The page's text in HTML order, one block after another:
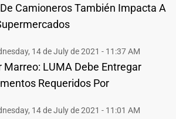
Camioneros También Impacta A
14 de July de 2021 - 11:37 AM
Marreo: LUMA Debe Entregar
Requeridos Por
14 de July de 2021 - 11:01 AM